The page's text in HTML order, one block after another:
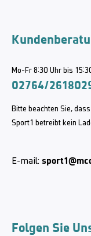
Mo-Fr 8:30 Uhr bis
02764/
Bitte beachten Sie,
Sport1 betreibt kein
E-mail:
Folgen Sie